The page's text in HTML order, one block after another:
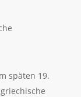
späten 19.